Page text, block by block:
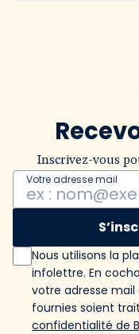
Inscrivez-vous
Votre adresse mail
Nous utilisons la
infolettre. En
votre adresse mail
fournies soient
confidentialité de